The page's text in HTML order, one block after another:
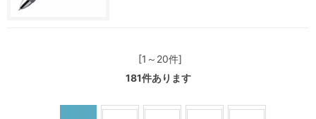
[1～20件]
181件あります